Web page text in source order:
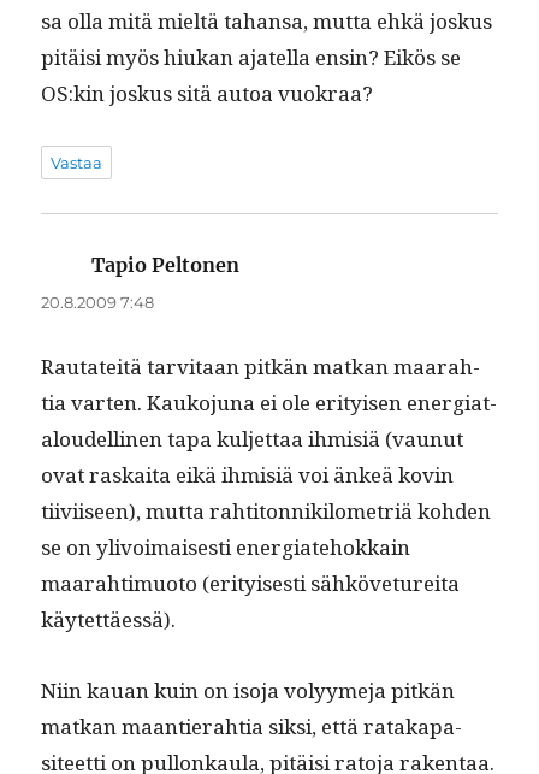
sa olla mitä mieltä tahansa, mut­ta ehkä joskus
pitäisi myös hiukan ajatel­la ensin? Eikös se
OS:kin joskus sitä autoa vuokraa?
Vastaa
Tapio Peltonen
20.8.2009 7:48
Rautateitä tarvi­taan pitkän matkan maarah­
tia varten. Kauko­ju­na ei ole eri­tyisen ener­giat­
aloudelli­nen tapa kul­jet­taa ihmisiä (vaunut
ovat raskai­ta eikä ihmisiä voi änkeä kovin
tiivi­iseen), mut­ta rahti­ton­nikilo­metriä kohden
se on ylivoimais­es­ti ener­giate­hokkain
maarah­timuo­to (eri­tyis­es­ti sähköve­ture­i­ta
käytettäessä).
Niin kauan kuin on iso­ja volyyme­ja pitkän
matkan maantier­ah­tia sik­si, että rataka­p­a­
siteet­ti on pul­lonkaula, pitäisi rato­ja rakentaa.